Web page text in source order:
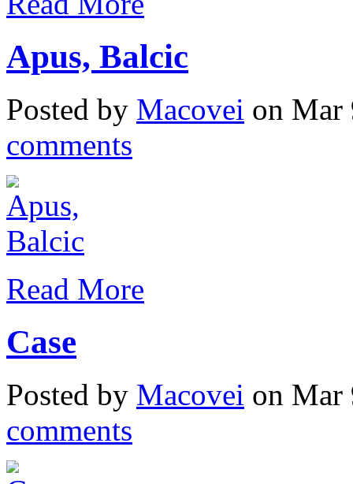
Apus, Balcic
Posted by Macovei on
comments
Read More
Case
Posted by Macovei on
comments